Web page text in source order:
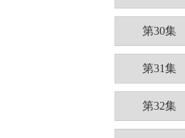
第30集
第31集
第32集